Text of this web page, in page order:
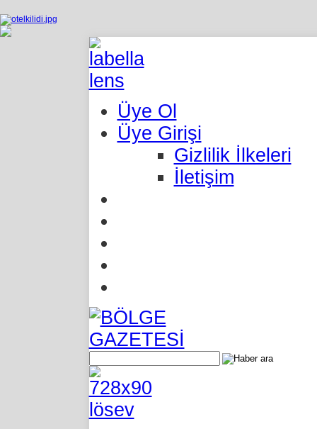
Üye Ol
Üye Girişi
Gizlilik İlkeleri
İletişim